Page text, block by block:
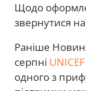
Щодо
звернутися
Раніше
серпні
одного з